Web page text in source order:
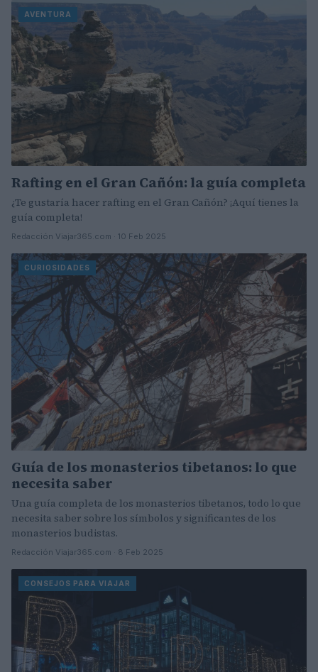
AVENTURA
Rafting en el Gran Cañón: la guía completa
¿Te gustaría hacer rafting en el Gran Cañón? ¡Aquí tienes la
guía completa!
Redacción Viajar365.com · 10 Feb 2025
CURIOSIDADES
Guía de los monasterios tibetanos: lo que
necesita saber
Una guía completa de los monasterios tibetanos, todo lo que
necesita saber sobre los símbolos y significantes de los
monasterios budistas.
Redacción Viajar365.com · 8 Feb 2025
CONSEJOS PARA VIAJAR